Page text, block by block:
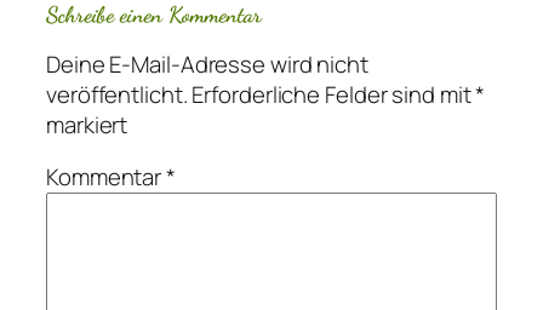
Schreibe einen Kommentar
Deine E-Mail-Adresse wird nicht
veröffentlicht.Erforderliche Felder sind mit*
markiert
Kommentar*